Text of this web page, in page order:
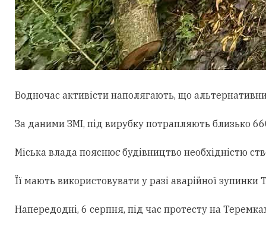
Водночас активісти наполягають, що
За даними ЗМІ, під вирубку потрапляють близько
Міська влада пояснює будівництво необхідністю
Її мають використовувати у разі аварійної
Напередодні, 6 серпня, під час протесту на